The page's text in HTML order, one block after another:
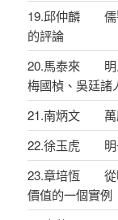
19.邱仲麟 儒
的評論
20.馬泰來 明
梅國楨、吳廷諸
21.南炳文 萬曆
22.徐玉虎 明
23.章培恆 從
價值的一個實例